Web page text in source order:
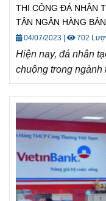
THI CÔNG ĐÁ NHÂN
TÂN NGÂN HÀNG
04/07/2023 | 702
Hiện nay, đá nhân
chuộng trong ngành